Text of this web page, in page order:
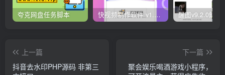
夸克网盘任务脚本 快视频制作软件 v1.1.1安卓版
上一篇
抖音去水印PHP源码 非第三
下一篇
聚会娱乐喝酒游戏小程序，